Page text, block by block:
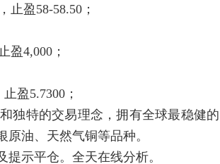
止盈58-58.50；
4,000；
盈5.7300；
的交易理念，拥有全球最稳健的
油、天然气铜等品种。
平仓。全天在线分析。